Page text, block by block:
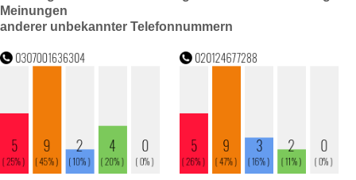
Meinungen
anderer unbekannter Telefonnummern